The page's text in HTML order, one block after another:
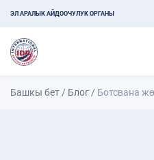
ЭЛ АРАЛЫК АЙДООЧУЛУК ОРГАНЫ
Башкы бет / Блог / Ботсвана